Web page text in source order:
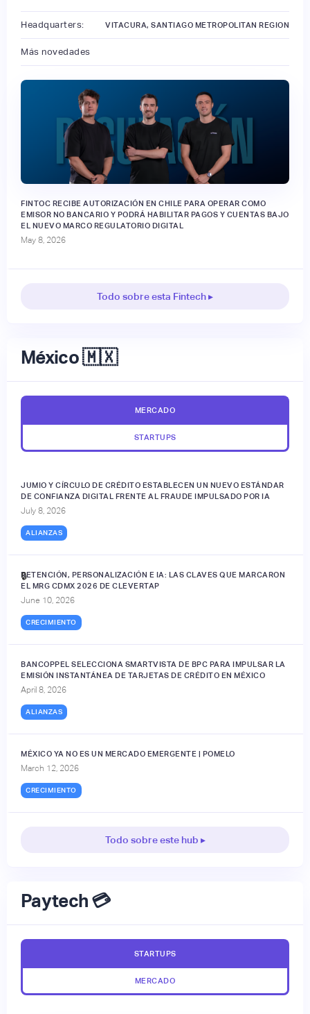
Headquarters: VITACURA, SANTIAGO METROPOLITAN REGION
Más novedades
FINTOC RECIBE AUTORIZACIÓN EN CHILE PARA OPERAR COMO
EMISOR NO BANCARIO Y PODRÁ HABILITAR PAGOS Y CUENTAS BAJO
EL NUEVO MARCO REGULATORIO DIGITAL
May 8, 2026
Todo sobre esta Fintech ▸
México 🇲🇽
MERCADO
STARTUPS
JUMIO Y CÍRCULO DE CRÉDITO ESTABLECEN UN NUEVO ESTÁNDAR
DE CONFIANZA DIGITAL FRENTE AL FRAUDE IMPULSADO POR IA
July 8, 2026
ALIANZAS
RETENCIÓN, PERSONALIZACIÓN E IA: LAS CLAVES QUE MARCARON
EL MRG CDMX 2026 DE CLEVERTAP
June 10, 2026
CRECIMIENTO
🔒
BANCOPPEL SELECCIONA SMARTVISTA DE BPC PARA IMPULSAR LA
EMISIÓN INSTANTÁNEA DE TARJETAS DE CRÉDITO EN MÉXICO
April 8, 2026
ALIANZAS
MÉXICO YA NO ES UN MERCADO EMERGENTE | POMELO
March 12, 2026
CRECIMIENTO
Todo sobre este hub ▸
Paytech 💳
STARTUPS
MERCADO